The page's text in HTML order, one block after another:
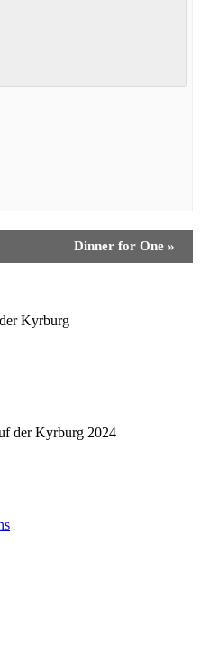
Dinner for One »
Kyrburg
der Kyrburg 2024